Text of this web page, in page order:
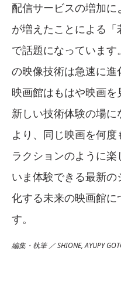
配信サービスの増加に
が増えたことによる
で話題になっていま
の映像技術は急速に進
映画館はもはや映画を
新しい技術体験の場
より、同じ映画を何
ラクションのように楽
いま体験できる最新
化する未来の映画館に
す。
編集・執筆 ／ SHIONE, AYUPY